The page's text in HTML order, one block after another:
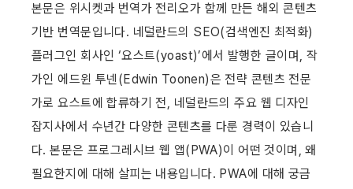
본문은 위시켓과 번역가 전리오가 함께 만든 해외 콘텐츠
기반 번역문입니다. 네덜란드의 SEO(검색엔진 최적화)
플러그인 회사인 ‘요스트(yoast)’에서 발행한 글이며, 작
가인 에드윈 투넨(Edwin Toonen)은 전략 콘텐츠 전문
가로 요스트에 합류하기 전, 네덜란드의 주요 웹 디자인
잡지사에서 수년간 다양한 콘텐츠를 다룬 경력이 있습니
다. 본문은 프로그레시브 웹 앱(PWA)이 어떤 것이며, 왜
필요한지에 대해 살피는 내용입니다. PWA에 대해 궁금